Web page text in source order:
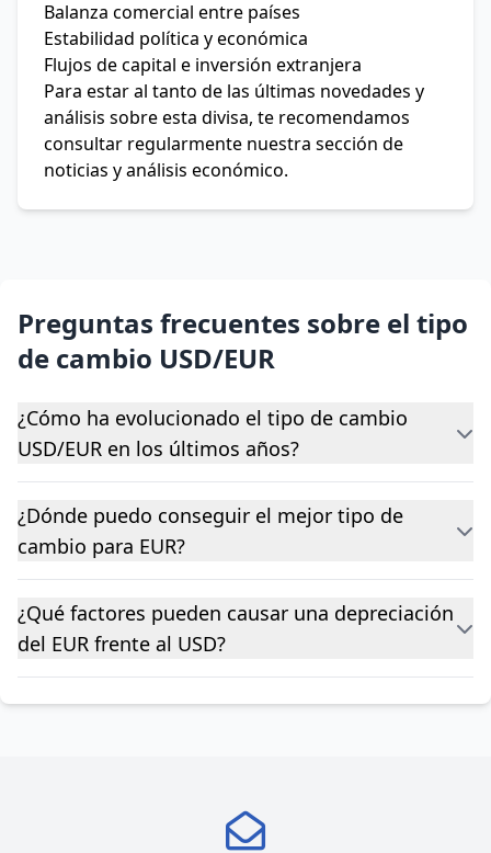
Balanza comercial entre países
Estabilidad política y económica
Flujos de capital e inversión extranjera
Para estar al tanto de las últimas novedades y
análisis sobre esta divisa, te recomendamos
consultar regularmente nuestra sección de
noticias y análisis económico.
Preguntas frecuentes sobre el tipo
de cambio USD/EUR
¿Cómo ha evolucionado el tipo de cambio
USD/EUR en los últimos años?
¿Dónde puedo conseguir el mejor tipo de
cambio para EUR?
¿Qué factores pueden causar una depreciación
del EUR frente al USD?